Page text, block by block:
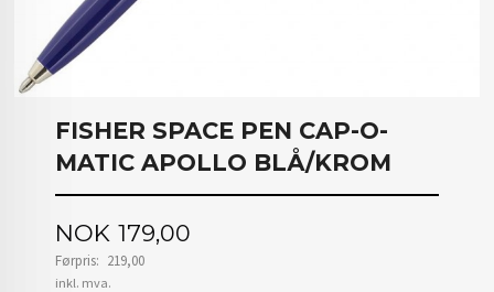
FISHER SPACE PEN CAP-O-
MATIC APOLLO BLÅ/KROM
Tilbud
NOK 179,00
Førpris: 219,00
Rabatt
inkl. mva.